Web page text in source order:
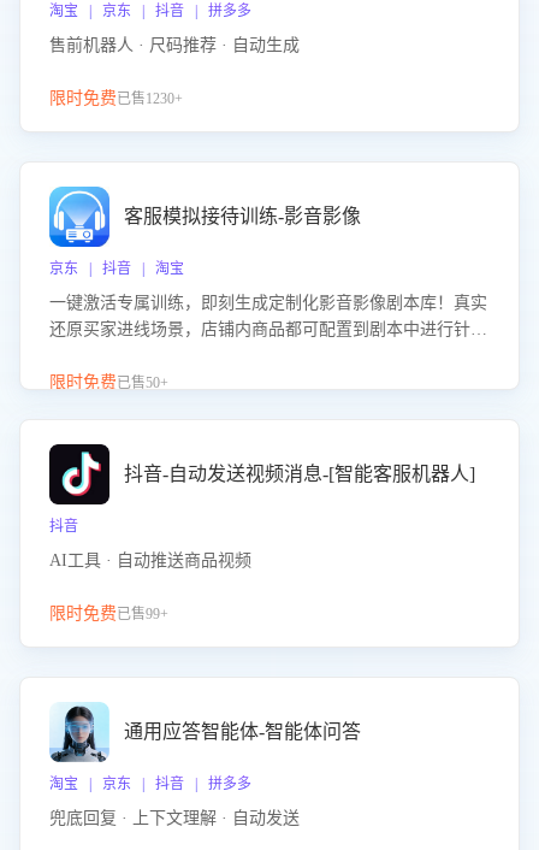
淘宝 | 京东 | 抖音 | 拼多多
售前机器人 · 尺码推荐 · 自动生成
限时免费已售1230+
客服模拟接待训练-影音影像
京东 | 抖音 | 淘宝
一键激活专属训练，即刻生成定制化影音影像剧本库！真实
还原买家进线场景，店铺内商品都可配置到剧本中进行针对
击 “立即开通”，快速获取影音影像类目剧本，一键开启客服
限时免费已售50+
抖音-自动发送视频消息-[智能客服机器人]
抖音
AI工具 · 自动推送商品视频
限时免费已售99+
通用应答智能体-智能体问答
淘宝 | 京东 | 抖音 | 拼多多
兜底回复 · 上下文理解 · 自动发送